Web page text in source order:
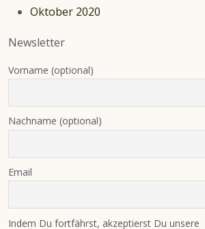
Oktober 2020
Newsletter
Vorname (optional)
Nachname (optional)
Email
Indem Du fortfährst, akzeptierst Du unsere